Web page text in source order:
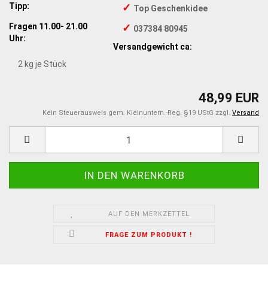
Tipp:
✓ Top Geschenkidee
Fragen 11.00- 21.00
Uhr:
✓ 037384 80945
Versandgewicht ca:
2 kg je Stück
48,99 EUR
Kein Steuerausweis gem. Kleinuntern.-Reg. §19 UStG zzgl. Versand
AUF DEN MERKZETTEL
FRAGE ZUM PRODUKT !